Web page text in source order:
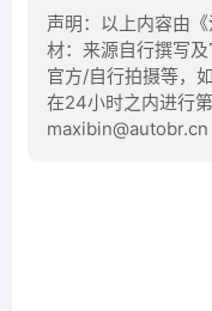
声明：以上内容由
材：来源自行撰写
官方/自行拍摄等，
在24小时之内进行
maxibin@autobr.cn